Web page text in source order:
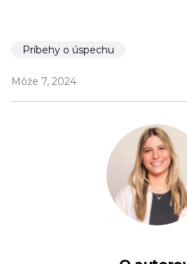
Príbehy o úspechu
Môže 7, 2024